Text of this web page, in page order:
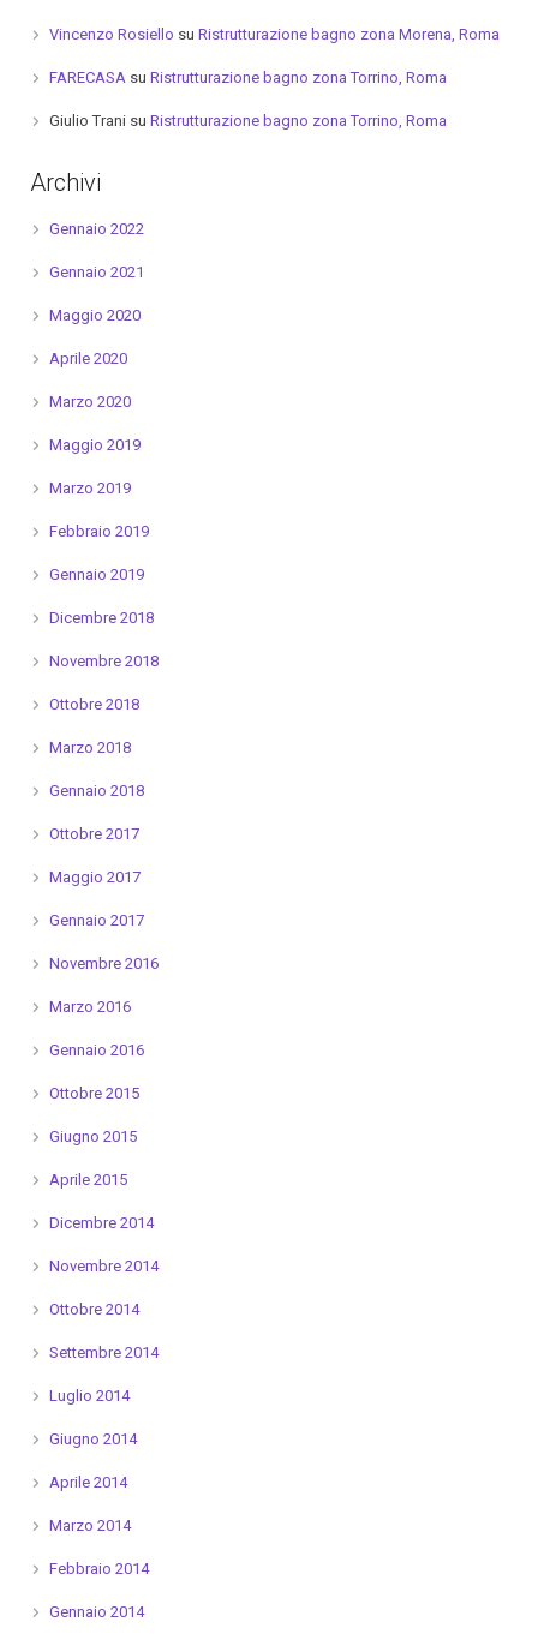
Vincenzo Rosiello su Ristrutturazione bagno zona Morena, Roma
FARECASAsu Ristrutturazione bagno zona Torrino, Roma
Giulio Tranisu Ristrutturazione bagno zona Torrino, Roma
Archivi
Gennaio 2022
Gennaio 2021
Maggio 2020
Aprile 2020
Marzo 2020
Maggio 2019
Marzo 2019
Febbraio 2019
Gennaio 2019
Dicembre 2018
Novembre 2018
Ottobre 2018
Marzo 2018
Gennaio 2018
Ottobre 2017
Maggio 2017
Gennaio 2017
Novembre 2016
Marzo 2016
Gennaio 2016
Ottobre 2015
Giugno 2015
Aprile 2015
Dicembre 2014
Novembre 2014
Ottobre 2014
Settembre 2014
Luglio 2014
Giugno 2014
Aprile 2014
Marzo 2014
Febbraio 2014
Gennaio 2014